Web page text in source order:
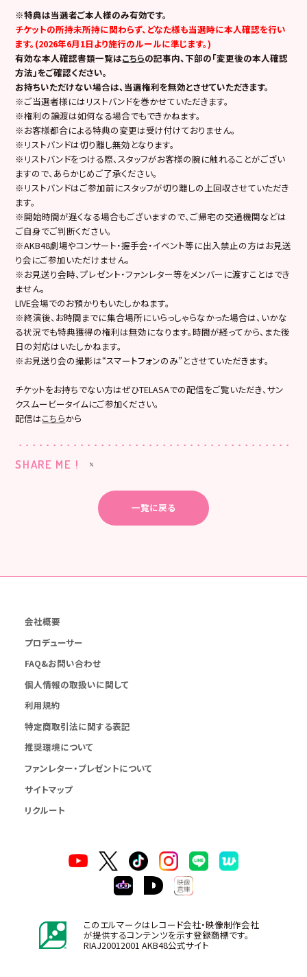
※特典は当選者ご本人様のみ有効です。
チケットの所持未所持に関わらず、どなた様も当選時に本人確認を行い
ます。(2026年6月1日より施行のルールに準じます。)
有効な本人確認書類一覧はこちらの記事内、下部の「変更後の本人確認
方法」をご確認ください。
お持ちいただけない場合は、当選権利を無効とさせていただきます。
※ご当選者様にはリストバンドを巻かせていただきます。
※権利の譲渡は如何なる場合でもできかねます。
※お客様都合による特典の変更は受け付けておりません。
※リストバンドは切り離し無効となります。
※リストバンドをつける際、スタッフがお客様の腕に触れることがござい
ますので、あらかじめご了承ください。
※リストバンドはご参加前にスタッフが切り離しの上回収させていただき
ます。
※開始時間が遅くなる場合もございますので、ご帰宅の交通機関などは
ご自身でご判断ください。
※AKB48劇場やコンサート・握手会・イベント等に出入禁止の方はお見送
り会にご参加いただけません。
※お見送り会時、プレゼント・ファンレター等をメンバーに渡すことはでき
ません。
LIVE会場でのお預かりもいたしかねます。
※終演後、お時間までに集合場所にいらっしゃらなかった場合は、いかな
る状況でも特典獲得の権利は無効になります。時間が経ってから、また後
日の対応はいたしかねます。
※お見送り会の撮影は“スマートフォンのみ”とさせていただきます。
チケットをお持ちでない方はぜひTELASAでの配信をご覧いただき、サン
クスムービータイムにご参加ください。
配信はこちらから
SHARE ME !
一覧に戻る
会社概要
プロデューサー
FAQ&お問い合わせ
個人情報の取扱いに関して
利用規約
特定商取引法に関する表記
推奨環境について
ファンレター・プレゼントについて
サイトマップ
リクルート
このエルマークはレコード会社・映像制作会社
が提供するコンテンツを示す登録商標です。
RIAJ20012001 AKB48公式サイト